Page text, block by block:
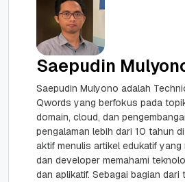
Saepudin
Saepudin Mulyono adalah
Qwords yang berfokus pada
domain, cloud, dan
pengalaman lebih dari 10 tahun
aktif menulis artikel edukatif yang
dan developer memahami
dan aplikatif. Sebagai bagian dari